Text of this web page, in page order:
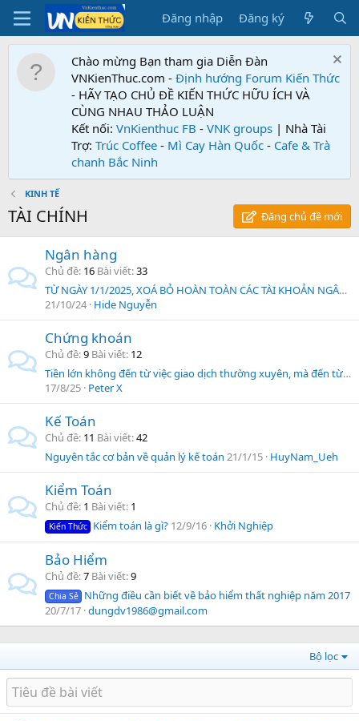
Đăng nhập Đăng ký
Chào mừng Bạn tham gia Diễn Đàn
VNKienThuc.com - Định hướng Forum Kiến Thức
- HÃY TẠO CHỦ ĐỀ KIẾN THỨC HỮU ÍCH VÀ
CÙNG NHAU THẢO LUẬN
Kết nối: VnKienthuc FB - VNK groups | Nhà Tài
Trợ: Trúc Coffee - Mì Cay Hàn Quốc - Cafe & Trà
chanh Bắc Ninh
KINH TẾ
TÀI CHÍNH Đăng chủ đề mới
Ngân hàng
Chủ đề 16 Bài viết 33
TỪ NGÀY 1/1/2025, XOÁ BỎ HOÀN TOÀN CÁC TÀI KHOẢN NGÂN HÀNG KHÔNG CHÍNH CHỦ TẠI VIỆT NAM.
21/10/24 Hide Nguyễn
Chứng khoán
Chủ đề 9 Bài viết 12
Tiền lớn không đến từ việc giao dịch thường xuyên, mà đến từ việc kiên nhẫn chờ đợi xu hướng chín muồi
17/8/25 Peter X
Kế Toán
Chủ đề 11 Bài viết 42
Nguyên tắc cơ bản về quản lý kế toán 21/1/15 HuyNam_Ueh
Kiểm Toán
Chủ đề 1 Bài viết 1
Kiến Thức Kiểm toán là gì? 12/9/16 Khởi Nghiệp
Bảo Hiểm
Chủ đề 7 Bài viết 9
Chia Sẻ Những điều cần biết về bảo hiểm thất nghiệp năm 2017
20/7/17 dungdv1986@gmail.com
Bộ lọc